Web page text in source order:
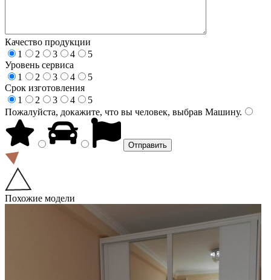
Качество продукции
1
2 3 4
5
Уровень сервиса
1
2 3 4
5
Срок изготовления
1
2 3 4
5
Пожалуйста, докажите, что вы человек, выбрав Машину.
Похожие модели